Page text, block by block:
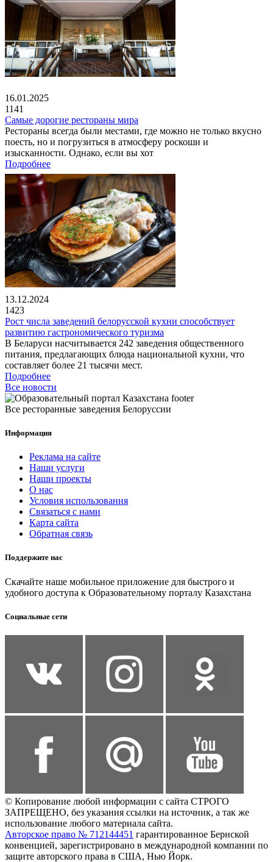
16.01.2025
1141
Самые дорогие рестораны мира
Рестораны всегда были местами, где можно не только вкусно
поесть, но и погрузиться в атмосферу роскоши и
изысканности. Однако, если вы хот
Подробнее
13.12.2024
1423
Рост числа заведений белорусской кухни способствует
развитию гастрономического туризма
В Беларуси насчитывается 242 заведения общественного
питания, предлагающих блюда национальной кухни, что
составляет более 21 тысячи мест.
Подробнее
Все новости
Все ресторанные заведения Белоруссии
Информация
Реклама на сайте
Наши услуги
Наши проекты
О нас
Условия использования
Связаться с нами
Карта сайта
Обратная связь
Поддержите нас
Скачайте наше мобильное приложение для быстрого и
удобного доступа к Образовательному порталу Казахстана
Социальные сети
© Копирование любой информации с сайта СТРОГО
ЗАПРЕЩЕНО, без указания ссылки на источник, а так же
использование любого материала сайта.
Авторское право № 712144451 гарантированное Бернской
конвенцией, зарегистрировано в международной компании по
защите авторского права в США, Нью Йорк.